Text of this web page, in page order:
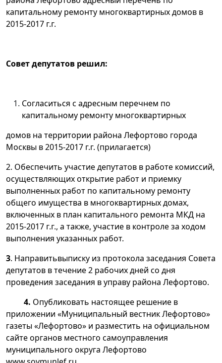
капитальному ремонту многоквартирных домов в
2015-2017 г.г.
Совет депутатов решил:
Согласиться с адресным перечнем по
капитальному ремонту многоквартирных
домов на территории района Лефортово города
Москвы в 2015-2017 г.г. (прилагается)
2. Обеспечить участие депутатов в работе комиссий,
осуществляющих открытие работ и приемку
выполненных работ по капитальному ремонту
общего имущества в многоквартирных домах,
включенных в план капитального ремонта МКД на
2015-2017 г.г., а также, участие в контроле за ходом
выполнения указанных работ.
3. Направитьвыписку из протокола заседания Совета
депутатов в течение 2 рабочих дней со дня
проведения заседания в управу района Лефортово.
4. Опубликовать настоящее решение в
приложении «Муниципальный вестник Лефортово»
газеты «Лефортово» и разместить на официальном
сайте органов местного самоуправления
муниципального округа Лефортово